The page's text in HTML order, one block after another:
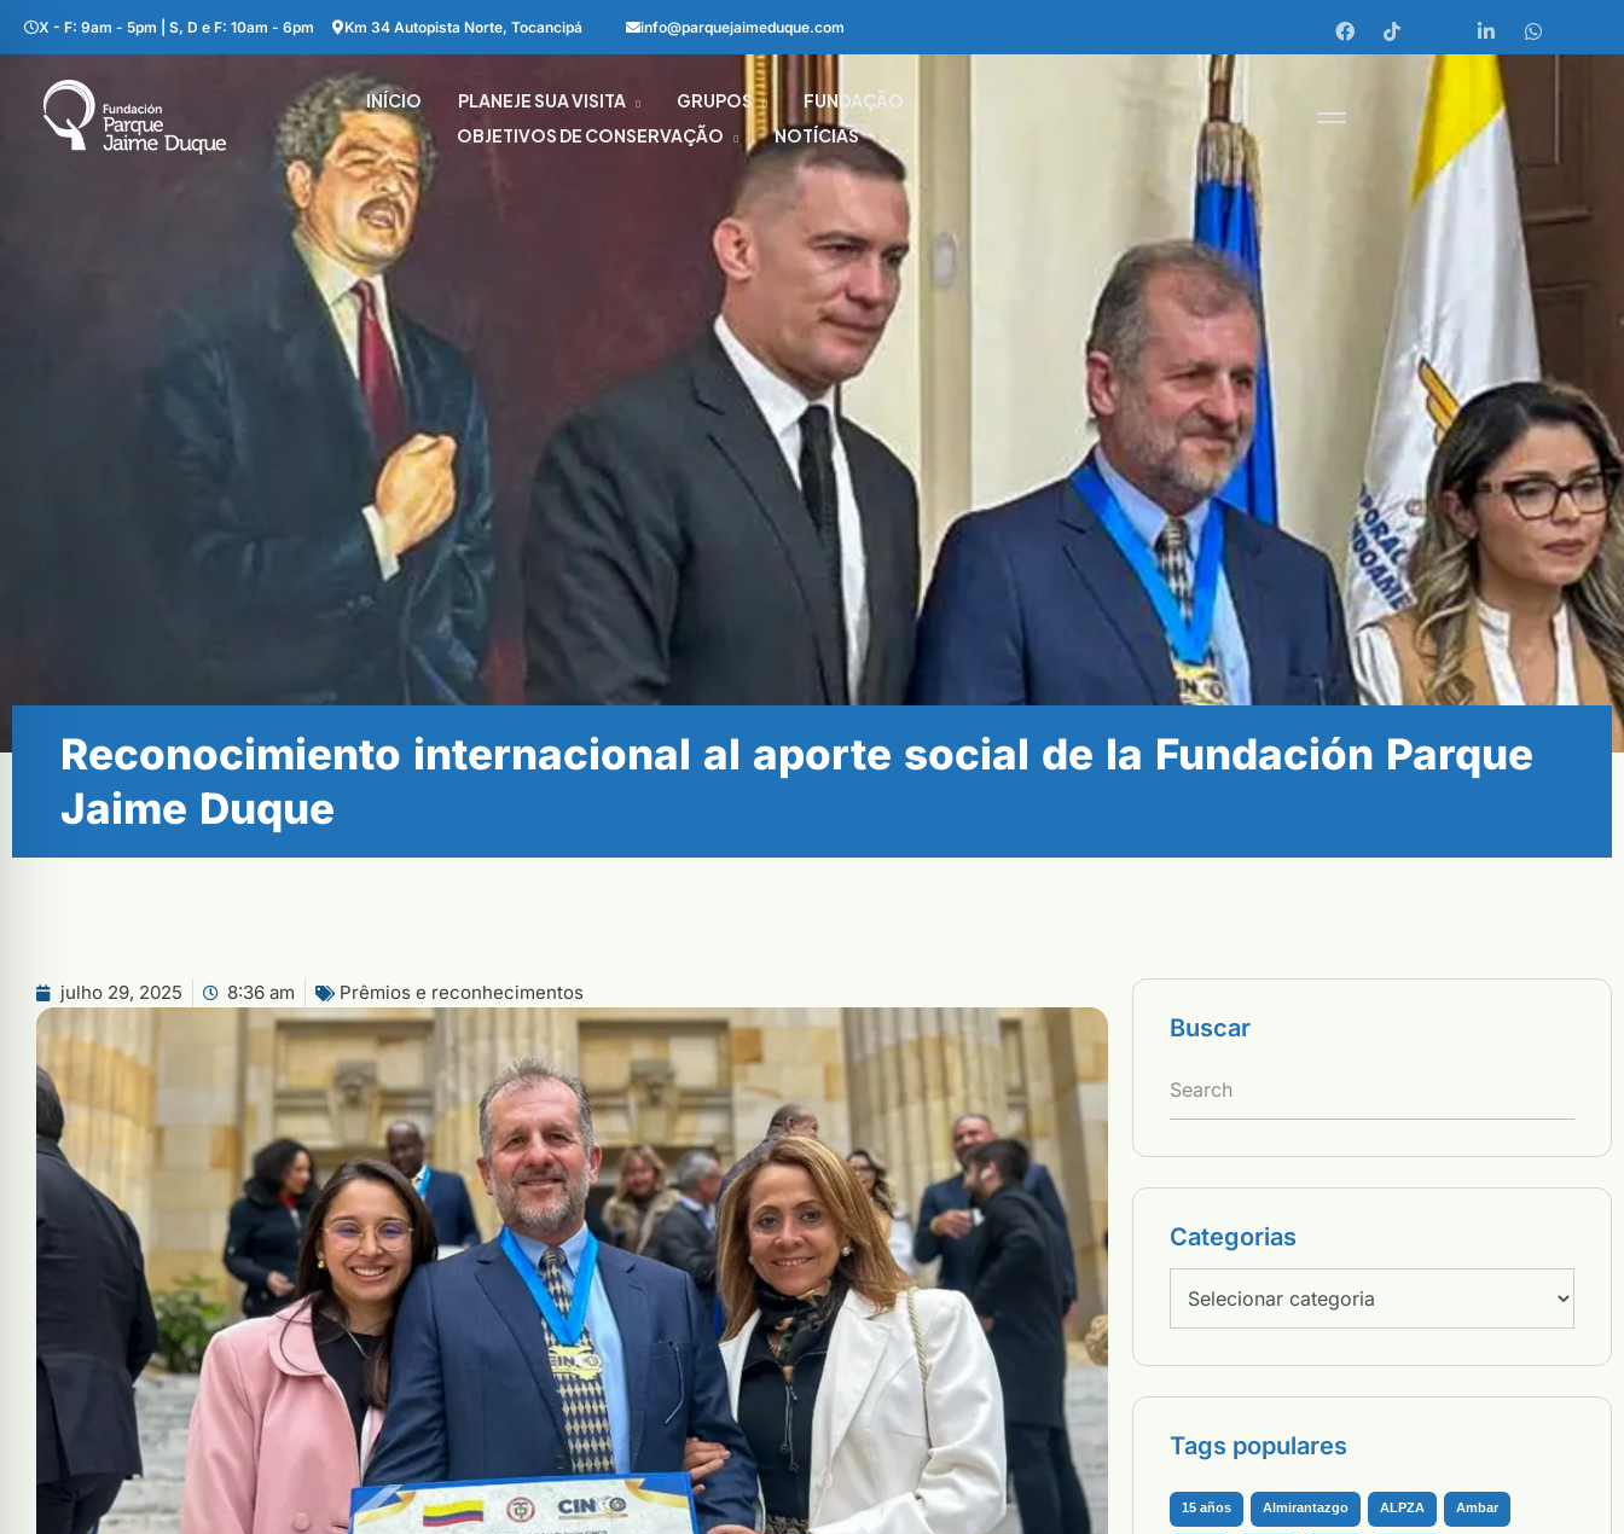
X - F: 9am - 5pm | S, D e F: 10am - 6pm Km 34 Autopista Norte, Tocancipá info@parquejaimeduque.com
INÍCIO PLANEJE SUA VISITA GRUPOS
FUNDAÇÃO
OBJETIVOS DE CONSERVAÇÃO
NOTÍCIAS
Reconocimiento internacional al aporte social de la Fundación Parque
Jaime Duque
julho 29, 2025 8:36 am Prêmios e reconhecimentos
Buscar
Categorias
Tags populares
15 años Almirantazgo ALPZA Ambar